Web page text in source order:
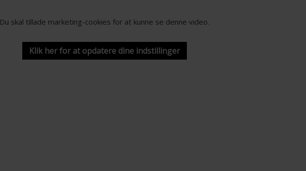
Du skal tillade marketing-cookies for at kunne se denne video.
Klik her for at opdatere dine indstillinger